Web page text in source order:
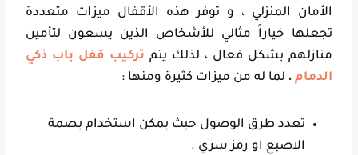
الأمان المنزلي ، و توفر هذه الأقفال ميزات متعددة
تجعلها خياراً مثالي للأشخاص الذين يسعون لتأمين
منازلهم بشكل فعال ، لذلك يتم تركيب قفل باب ذكي
الدمام ، لما له من ميزات كثيرة ومنها :
تعدد طرق الوصول حيث يمكن استخدام بصمة
الاصبع او رمز سري .